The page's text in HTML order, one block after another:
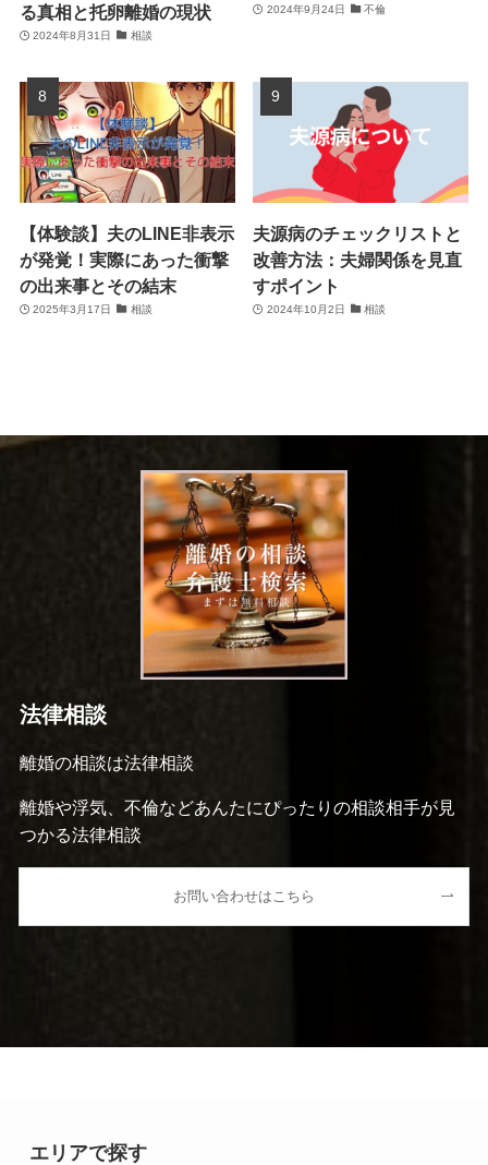
る真相と托卵離婚の現状
2024年8月31日 相談
2024年9月24日 不倫
【体験談】夫のLINE非表示
が発覚！実際にあった衝撃
の出来事とその結末
2025年3月17日 相談
夫源病のチェックリストと
改善方法：夫婦関係を見直
すポイント
2024年10月2日 相談
法律相談
離婚の相談は法律相談
離婚や浮気、不倫などあんたにぴったりの相談相手が見
つかる法律相談
お問い合わせはこちら
エリアで探す